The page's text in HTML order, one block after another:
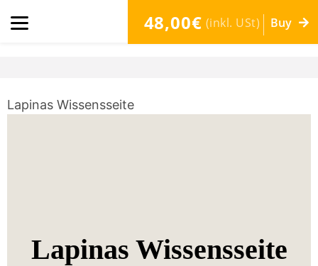
48,00€ (inkl. USt) Buy
Lapinas Wissensseite
Lapinas Wissensseite